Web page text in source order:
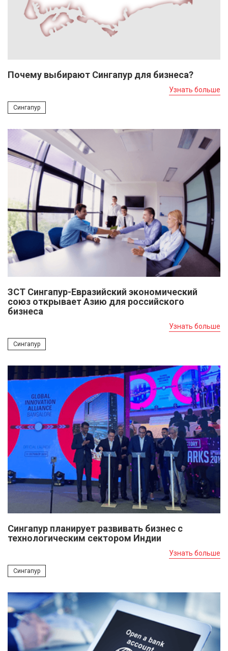
Почему выбирают Сингапур для бизнеса?
Узнать больше
Сингапур
ЗСТ Сингапур-Евразийский экономический
союз открывает Азию для российского
бизнеса
Узнать больше
Сингапур
Сингапур планирует развивать бизнес с
технологическим сектором Индии
Узнать больше
Сингапур